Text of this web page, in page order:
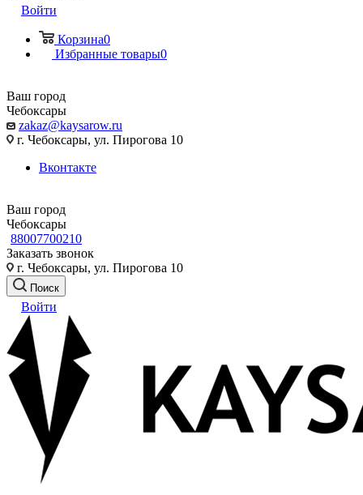
Войти
Корзина0
Избранные товары0
Ваш город
Чебоксары
zakaz@kaysarow.ru
г. Чебоксары, ул. Пирогова 10
Вконтакте
Ваш город
Чебоксары
88007700210
Заказать звонок
г. Чебоксары, ул. Пирогова 10
Поиск
Войти